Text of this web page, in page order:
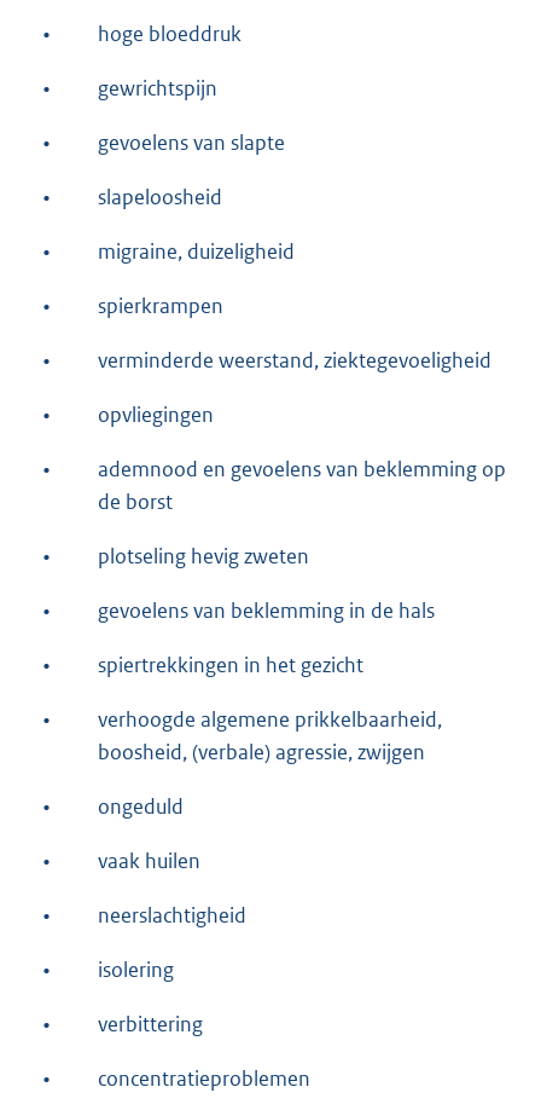
• hoge bloeddruk
• gewrichtspijn
• gevoelens van slapte
• slapeloosheid
• migraine, duizeligheid
• spierkrampen
• verminderde weerstand, ziektegevoeligheid
• opvliegingen
•
ademnood en gevoelens van beklemming op
de borst
• plotseling hevig zweten
• gevoelens van beklemming in de hals
• spiertrekkingen in het gezicht
•
verhoogde algemene prikkelbaarheid,
boosheid, (verbale) agressie, zwijgen
• ongeduld
• vaak huilen
• neerslachtigheid
• isolering
• verbittering
• concentratieproblemen